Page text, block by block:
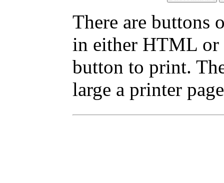
There are buttons
in either HTML or
button to print.
large a printer